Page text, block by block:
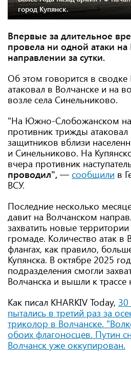
город Купянск.
Впервые за длительное
провела ни одной атаки на
направлении за сутки.
Об этом говорится в сводке
атаковал в Волчанске и на
возле села Синельниково.
"На Южно-Слобожанском
противник трижды
защитников вблизи
и Синельниково. На
вчера противник
проводил", — сообщили в
ВСУ.
Последние несколько
давит на Волчанском
захватить новые
громаде. Количество атак в
флангах, как правило,
Купянска. В октябре 2025
подразделения смогли
Волчанска и вышли к трассе
Как писал KHARKIV Today, 30
пытались в третий раз за
триколор в Волчанске.
обоих флагоносцев. Путин
Волчанск уже оккупирован.